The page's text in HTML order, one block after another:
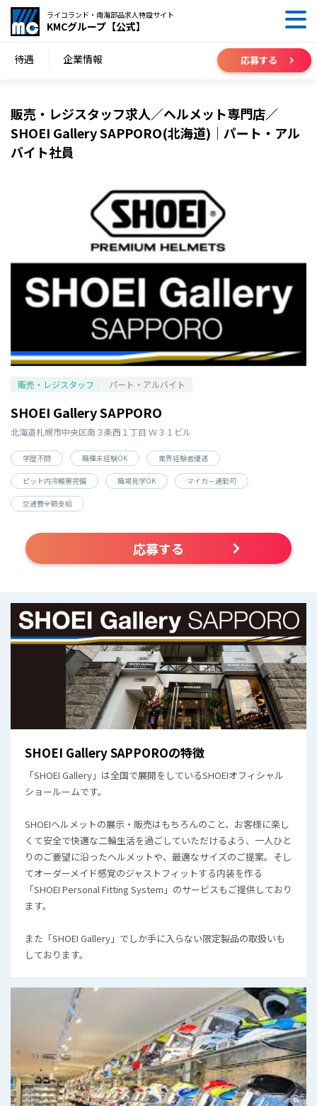
ライコランド・南海部品求人特設サイト
KMCグループ【公式】
待遇 企業情報 応募する
販売・レジスタッフ求人／ヘルメット専門店／
SHOEI Gallery SAPPORO(北海道)｜パート・アル
バイト社員
販売・レジスタッフ パート・アルバイト
SHOEI Gallery SAPPORO
北海道札幌市中央区南３条西１丁目 Ｗ３１ビル
学歴不問 職種未経験OK 業界経験者優遇
ピット内冷暖房完備 職場見学OK マイカー通勤可
交通費全額支給
応募する
SHOEI Gallery SAPPOROの特徴
「SHOEI Gallery」は全国で展開をしているSHOEIオフィシャル
ショールームです。
SHOEIヘルメットの展示・販売はもちろんのこと、お客様に楽し
くて安全で快適な二輪生活を過ごしていただけるよう、一人ひと
りのご要望に沿ったヘルメットや、最適なサイズのご提案。そし
てオーダーメイド感覚のジャストフィットする内装を作る
「SHOEI Personal Fitting System」のサービスもご提供しており
ます。
また「SHOEI Gallery」でしか手に入らない限定製品の取扱いも
しております。